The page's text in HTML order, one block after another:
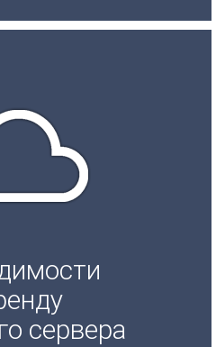
сервера